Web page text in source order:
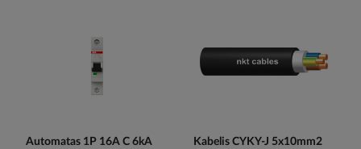
Automatas 1P 16A C 6kA
Kabelis CYKY-J 5x10mm2